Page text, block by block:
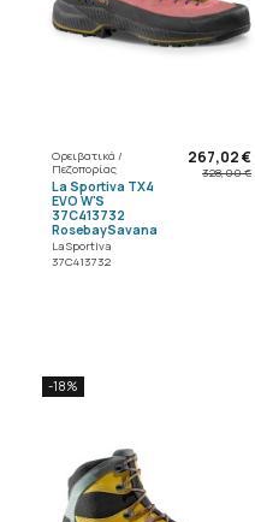
Ορειβατικά /
Πεζοπορίας
La Sportiva TX4
EVO W'S
37C413732
RosebaySavana
La Sportiva
37C413732
267,02 €
328,00 €
-18%